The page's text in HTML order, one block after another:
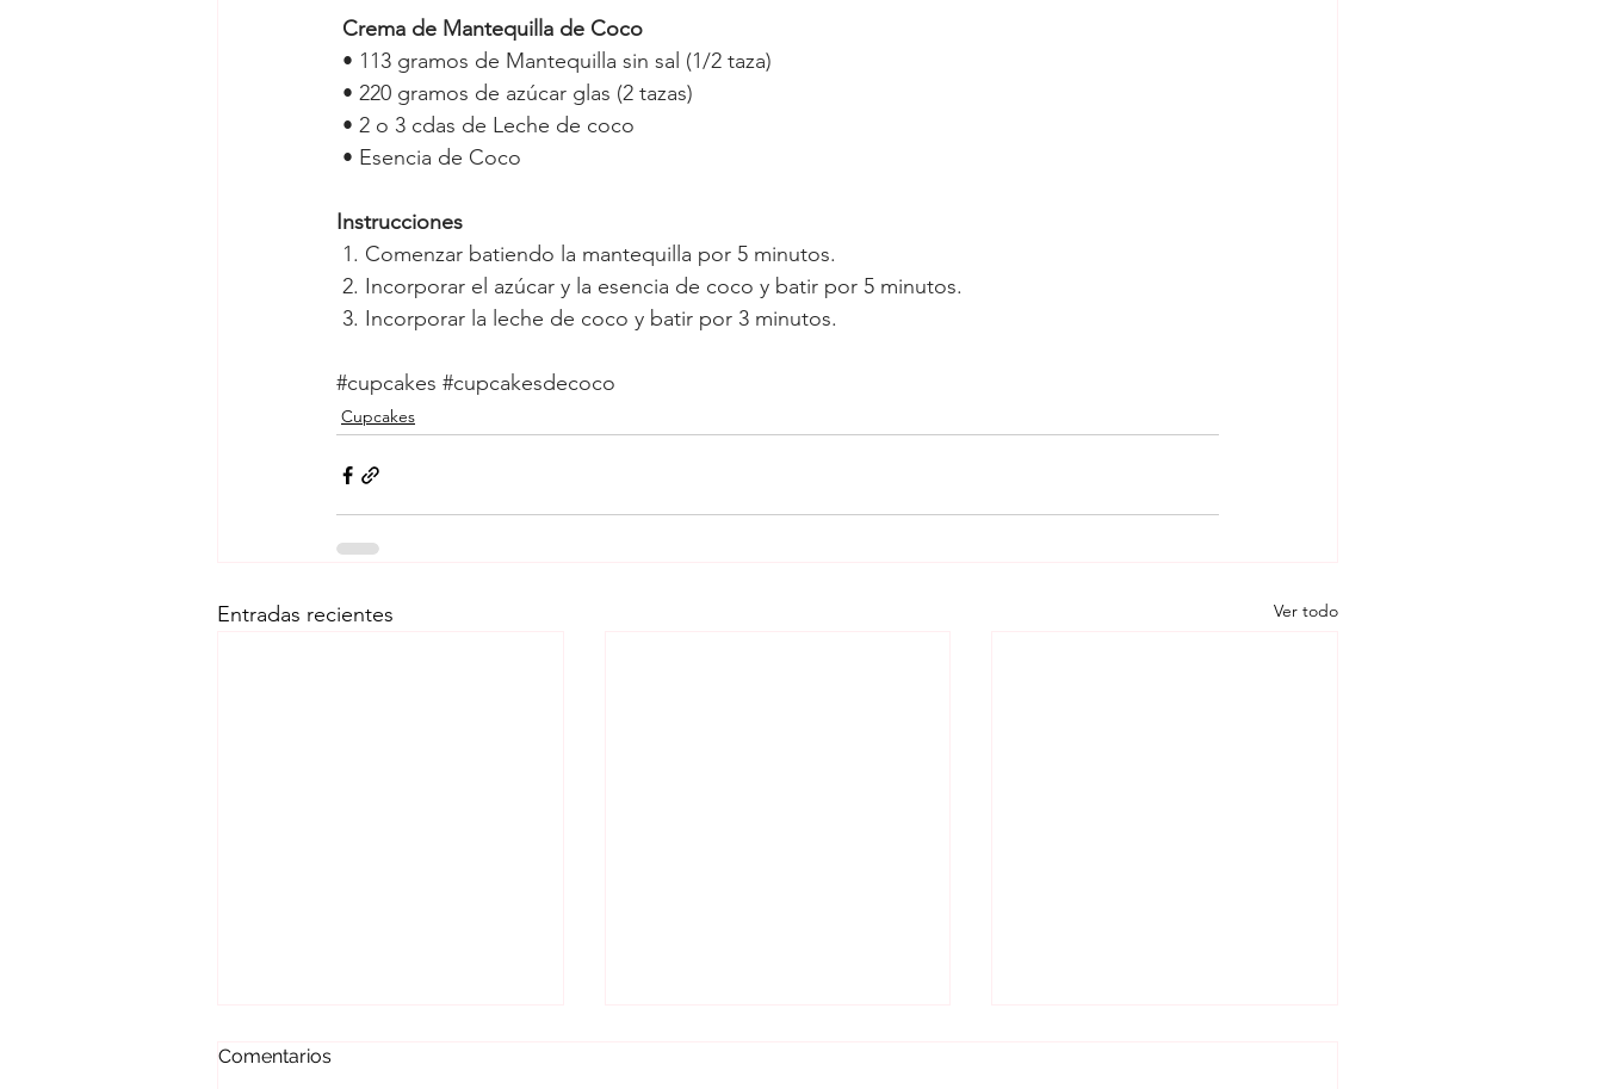
Crema de Mantequilla de Coco
• 113 gramos de Mantequilla sin sal (1/2 taza)
• 220 gramos de azúcar glas (2 tazas)
• 2 o 3 cdas de Leche de coco
• Esencia de Coco
Instrucciones
1. Comenzar batiendo la mantequilla por 5 minutos.
2. Incorporar el azúcar y la esencia de coco y batir por 5 minutos.
3. Incorporar la leche de coco y batir por 3 minutos.
#cupcakes #cupcakesdecoco
Cupcakes
Entradas recientes Ver todo
Comentarios